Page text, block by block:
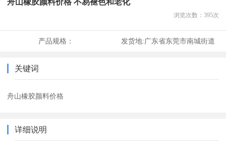
浏览次数： 395次
产品规格： 发货地:广东省东莞市南城街道
关键词
舟山橡胶颜料价格
详细说明